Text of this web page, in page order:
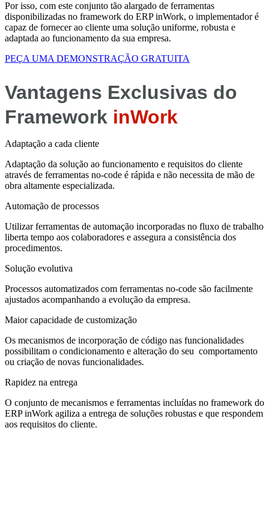
Por isso, com este conjunto tão alargado de ferramentas
disponibilizadas no framework do ERP inWork, o implementador é
capaz de fornecer ao cliente uma solução uniforme, robusta e
adaptada ao funcionamento da sua empresa.
PEÇA UMA DEMONSTRAÇÃO GRATUITA
Vantagens Exclusivas do
Framework inWork
Adaptação a cada cliente
Adaptação da solução ao funcionamento e requisitos do cliente
através de ferramentas no-code é rápida e não necessita de mão de
obra altamente especializada.
Automação de processos
Utilizar ferramentas de automação incorporadas no fluxo de trabalho
liberta tempo aos colaboradores e assegura a consistência dos
procedimentos.
Solução evolutiva
Processos automatizados com ferramentas no-code são facilmente
ajustados acompanhando a evolução da empresa.
Maior capacidade de customização
Os mecanismos de incorporação de código nas funcionalidades
possibilitam o condicionamento e alteração do seu comportamento
ou criação de novas funcionalidades.
Rapidez na entrega
O conjunto de mecanismos e ferramentas incluídas no framework do
ERP inWork agiliza a entrega de soluções robustas e que respondem
aos requisitos do cliente.